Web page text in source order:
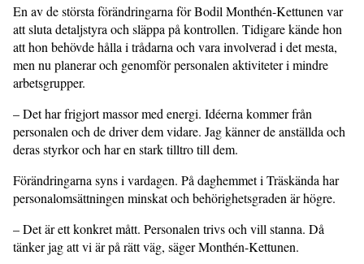
En av de största förändringarna för Bodil Monthén-Kettunen var
att sluta detaljstyra och släppa på kontrollen. Tidigare kände hon
att hon behövde hålla i trådarna och vara involverad i det mesta,
men nu planerar och genomför personalen aktiviteter i mindre
arbetsgrupper.
– Det har frigjort massor med energi. Idéerna kommer från
personalen och de driver dem vidare. Jag känner de anställda och
deras styrkor och har en stark tilltro till dem.
Förändringarna syns i vardagen. På daghemmet i Träskända har
personalomsättningen minskat och behörighetsgraden är högre.
– Det är ett konkret mått. Personalen trivs och vill stanna. Då
tänker jag att vi är på rätt väg, säger Monthén-Kettunen.